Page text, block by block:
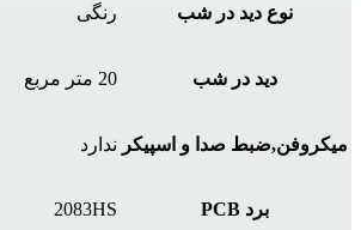
نوع دید در شب رنگی
دید در شب 20 متر مربع
میکروفن,ضبط صدا و اسپیکر ندارد
برد PCB 2083HS